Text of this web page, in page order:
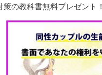
の教科書無料プレゼント！